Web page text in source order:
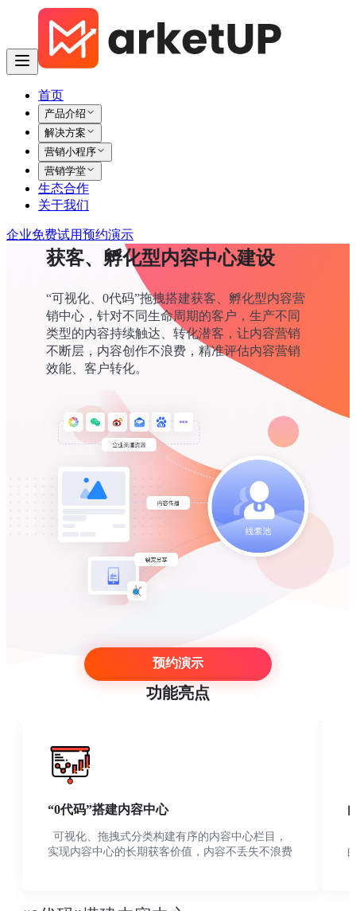
首页
产品介绍
解决方案
营销小程序
营销学堂
生态合作
关于我们
企业免费试用预约演示
获客、孵化型内容中心建设
“可视化、0代码”拖拽搭建获客、孵化型内容营
销中心，针对不同生命周期的客户，生产不同
类型的内容持续触达、转化潜客，让内容营销
不断层，内容创作不浪费，精准评估内容营销
效能、客户转化。
预约演示
功能亮点
“0代码”搭建内容中心
可视化、拖拽式分类构建有序的内容中心栏目，
实现内容中心的长期获客价值，内容不丢失不浪费